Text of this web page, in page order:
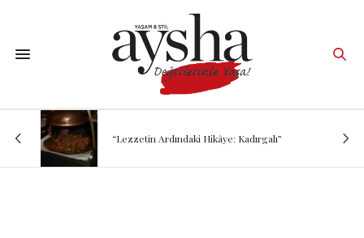
“Lezzetin Ardındaki Hikâye: Kadırgalı”